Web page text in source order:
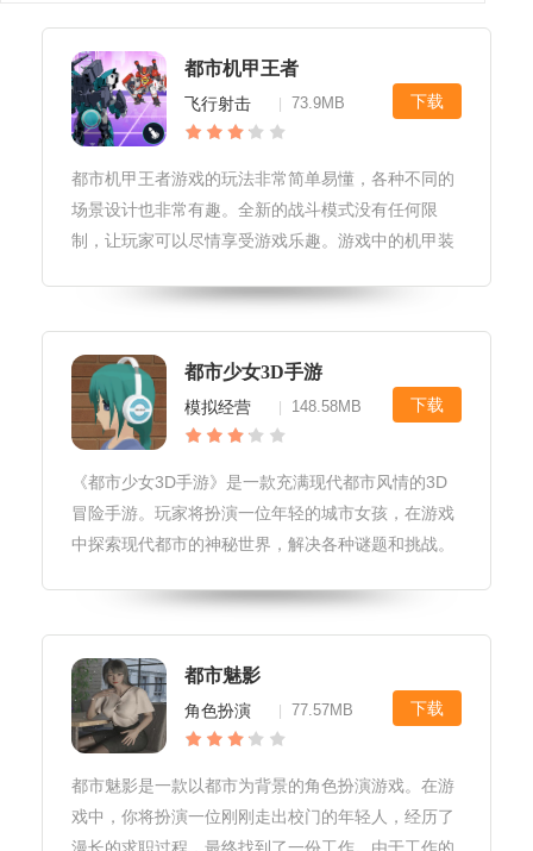
都市机甲王者
飞行射击 73.9MB 下载
都市机甲王者游戏的玩法非常简单易懂，各种不同的
场景设计也非常有趣。全新的战斗模式没有任何限
制，让玩家可以尽情享受游戏乐趣。游戏中的机甲装
丰富多样的玩法，例如与其他玩家组队进行多人联机
对战，挑战各种强大的BOSS和敌人，体验紧张刺激
的战斗。
都市少女3D手游
模拟经营 148.58MB 下载
《都市少女3D手游》是一款充满现代都市风情的3D
冒险手游。玩家将扮演一位年轻的城市女孩，在游戏
中探索现代都市的神秘世界，解决各种谜题和挑战。
而备受好评。游戏玩法1.在游戏中，玩家可以控制主
角进行探索、解谜和战斗等任
都市魅影
角色扮演 77.57MB 下载
都市魅影是一款以都市为背景的角色扮演游戏。在游
戏中，你将扮演一位刚刚走出校门的年轻人，经历了